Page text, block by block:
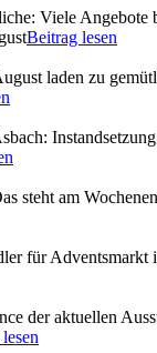
Viele Angebote
Beitrag lesen
laden zu
steht am
für Adventsmarkt
der aktuellen